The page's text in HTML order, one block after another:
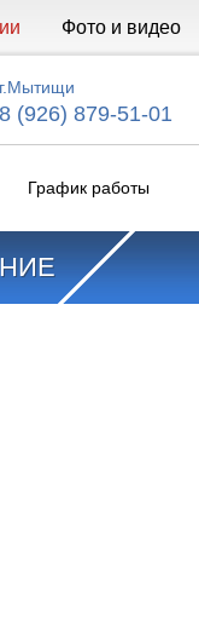
Фото и видео
г.Мытищи
8 (926) 879-51-01
График работы